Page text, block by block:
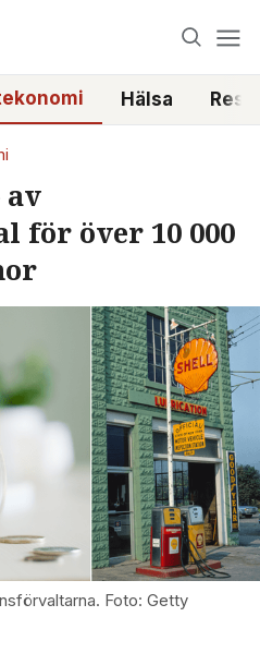
Hälsa
av
för över 10 000
Foto: Getty